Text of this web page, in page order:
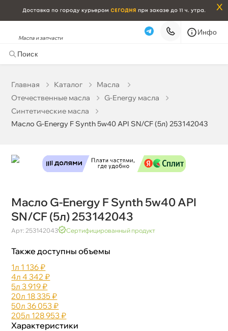
x
Масла и запчасти
Инфо
Главная Катало
Масла
Отечественные масла
G-Energy масла
Синтетические масла
Масло G-Energy F Synth 5w40 API SN/CF (5л) 253142043
Масло G-Energy F Synth 5w40 API
SN/CF (5л) 253142043
Арт: 253142043 Сертифицированный продукт
Также доступны объемы
1л 1 136 ₽
4л 4 342 ₽
5л 3 919 ₽
20л 18 335 ₽
50л 36 053 ₽
205л 128 953 ₽
Характеристики
Бесплатная
Срочная за 2 ч – 399 ₽ Сегодня, 06.08
Карта Список